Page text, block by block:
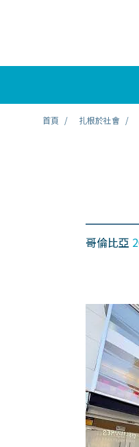
首頁 扎根於社會
哥倫比亞